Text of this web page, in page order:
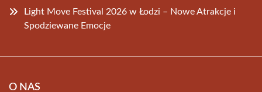
Light Move Festival 2026 w Łodzi – Nowe Atrakcje i
Spodziewane Emocje
O NAS